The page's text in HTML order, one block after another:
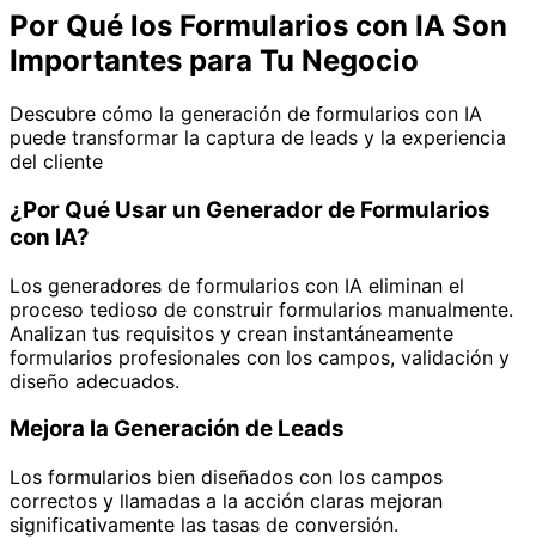
Por Qué los Formularios con IA Son
Importantes para Tu Negocio
Descubre cómo la generación de formularios con IA
puede transformar la captura de leads y la experiencia
del cliente
¿Por Qué Usar un Generador de Formularios
con IA?
Los generadores de formularios con IA eliminan el
proceso tedioso de construir formularios manualmente.
Analizan tus requisitos y crean instantáneamente
formularios profesionales con los campos, validación y
diseño adecuados.
Mejora la Generación de Leads
Los formularios bien diseñados con los campos
correctos y llamadas a la acción claras mejoran
significativamente las tasas de conversión.